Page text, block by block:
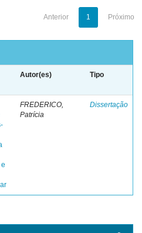
Anterior 1 Próximo
Autor(es) Tipo
FREDERICO,
Patrícia
Dissertação